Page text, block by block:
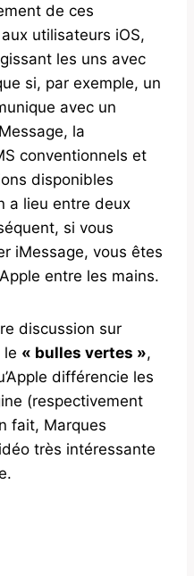
de ces
utilisateurs iOS,
les uns avec
si, par exemple, un
avec un
la
conventionnels et
disponibles
a lieu entre deux
si vous
iMessage, vous êtes
entre les mains.
discussion sur
le « bulles vertes »,
différencie les
(respectivement
fait, Marques
très intéressante